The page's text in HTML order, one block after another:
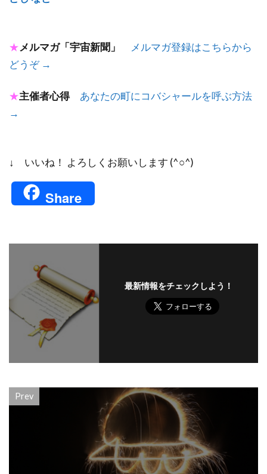
★メルマガ「宇宙新聞」
メルマガ登録はこちらから
どうぞ →
★主催者心得
あなたの町にコバシャールを呼ぶ方法
→
↓ いいね！ よろしくお願いします (^○^)
Share
最新情報をチェックしよう！
Prev